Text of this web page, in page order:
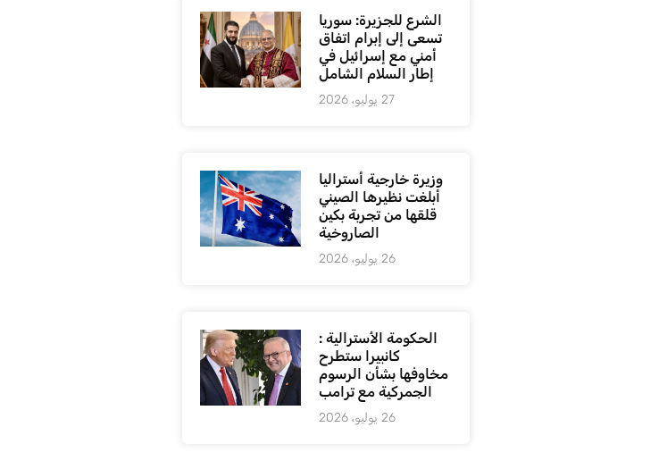
الشرع للجزيرة: سوريا
تسعى إلى إبرام اتفاق
أمني مع إسرائيل في
إطار السلام الشامل
27 يوليو، 2026
وزيرة خارجية أستراليا
أبلغت نظيرها الصيني
قلقها من تجربة بكين
الصاروخية
26 يوليو، 2026
الحكومة الأسترالية :
كانبيرا ستطرح
مخاوفها بشأن الرسوم
الجمركية مع ترامب
26 يوليو، 2026